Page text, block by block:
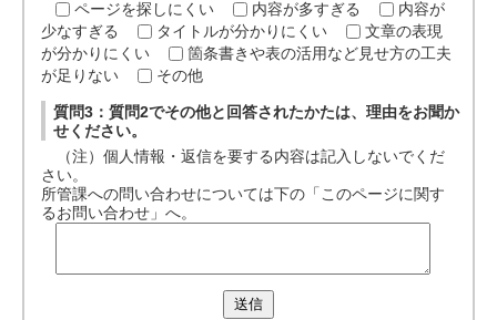
ページを探しにくい
内容が多すぎる
内容が
少なすぎる
タイトルが分かりにくい
文章の表現
が分かりにくい
箇条書きや表の活用など見せ方の工夫
が足りない
その他
質問3：質問2でその他と回答されたかたは、理由をお聞か
せください。
（注）個人情報・返信を要する内容は記入しないでくだ
さい。
所管課への問い合わせについては下の「このページに関す
るお問い合わせ」へ。
送信